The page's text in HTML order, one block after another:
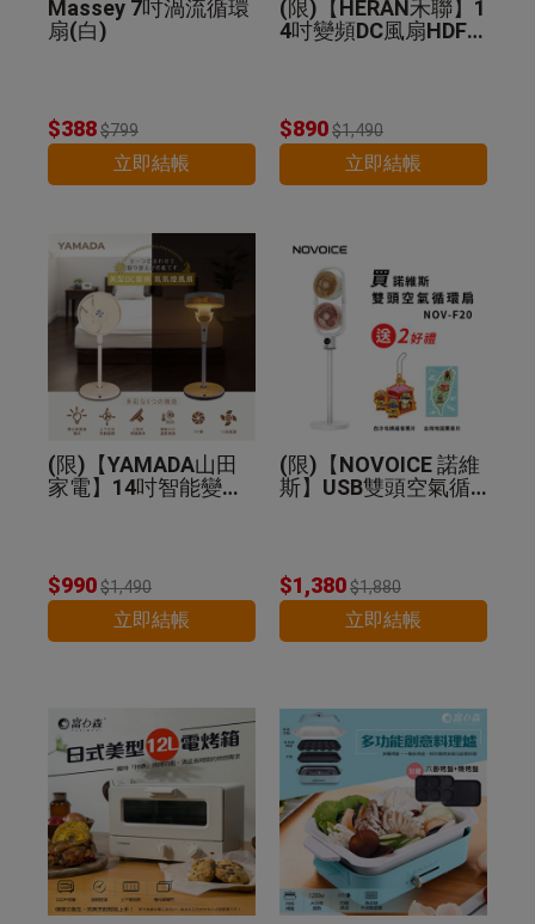
Massey 7吋渦流循環
扇(白)
$388$799
立即結帳
(限)【HERAN禾聯】1
4吋變頻DC風扇HDF-1
$890$1,490
立即結帳
(限)【YAMADA山田
家電】14吋智能變頻
$990$1,490
立即結帳
(限)【NOVOICE 諾維
斯】USB雙頭空氣循
$1,380$1,880
立即結帳